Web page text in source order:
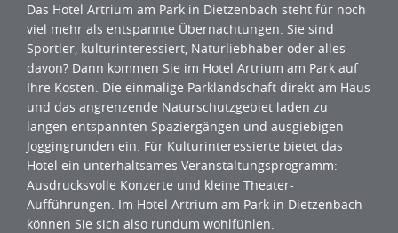
Das Hotel Artrium am Park in Dietzenbach steht für noch
viel mehr als entspannte Übernachtungen. Sie sind
Sportler, kulturinteressiert, Naturliebhaber oder alles
davon? Dann kommen Sie im Hotel Artrium am Park auf
Ihre Kosten. Die einmalige Parklandschaft direkt am Haus
und das angrenzende Naturschutzgebiet laden zu
langen entspannten Spaziergängen und ausgiebigen
Joggingrunden ein. Für Kulturinteressierte bietet das
Hotel ein unterhaltsames Veranstaltungsprogramm:
Ausdrucksvolle Konzerte und kleine Theater-
Aufführungen. Im Hotel Artrium am Park in Dietzenbach
können Sie sich also rundum wohlfühlen.